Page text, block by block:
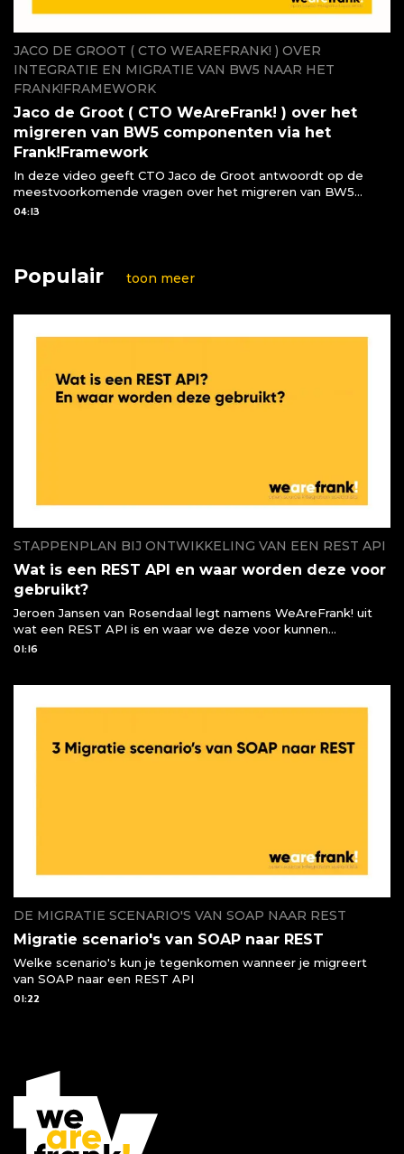
JACO DE GROOT ( CTO WEAREFRANK! ) OVER
INTEGRATIE EN MIGRATIE VAN BW5 NAAR HET
FRANK!FRAMEWORK
Jaco de Groot ( CTO WeAreFrank! ) over het
migreren van BW5 componenten via het
Frank!Framework
In deze video geeft CTO Jaco de Groot antwoordt op de
meestvoorkomende vragen over het migreren van BW5
componenten naar het Frank!Framework
04:13
Populair toon meer
STAPPENPLAN BIJ ONTWIKKELING VAN EEN REST API
Wat is een REST API en waar worden deze voor
gebruikt?
Jeroen Jansen van Rosendaal legt namens WeAreFrank! uit
wat een REST API is en waar we deze voor kunnen
gebruiken of moeten gebruiken
01:16
DE MIGRATIE SCENARIO'S VAN SOAP NAAR REST
Migratie scenario's van SOAP naar REST
Welke scenario's kun je tegenkomen wanneer je migreert
van SOAP naar een REST API
01:22